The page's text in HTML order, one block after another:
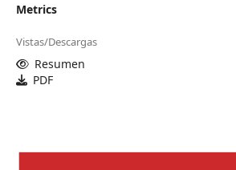
Metrics
Vistas/Descargas
Resumen
PDF